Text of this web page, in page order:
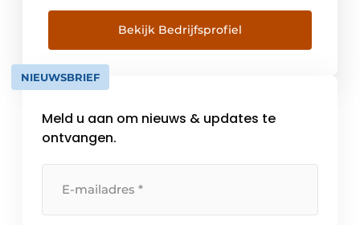
wegen over heel de wereld te vinden zijn. In
de wereld van vandaag dringt zich een
efficiënt en duurzaam waterbeheer aan.
Dankzij onze geïntegreerde aanpak én onze
totaaloplossingen leiden wij water […]
Bekijk Bedrijfsprofiel
NIEUWSBRIEF
Meld u aan om nieuws & updates te
ontvangen.